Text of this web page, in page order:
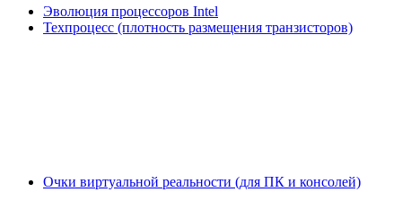
Эволюция процессоров Intel
Техпроцесс (плотность размещения транзисторов)
Очки виртуальной реальности (для ПК и консолей)